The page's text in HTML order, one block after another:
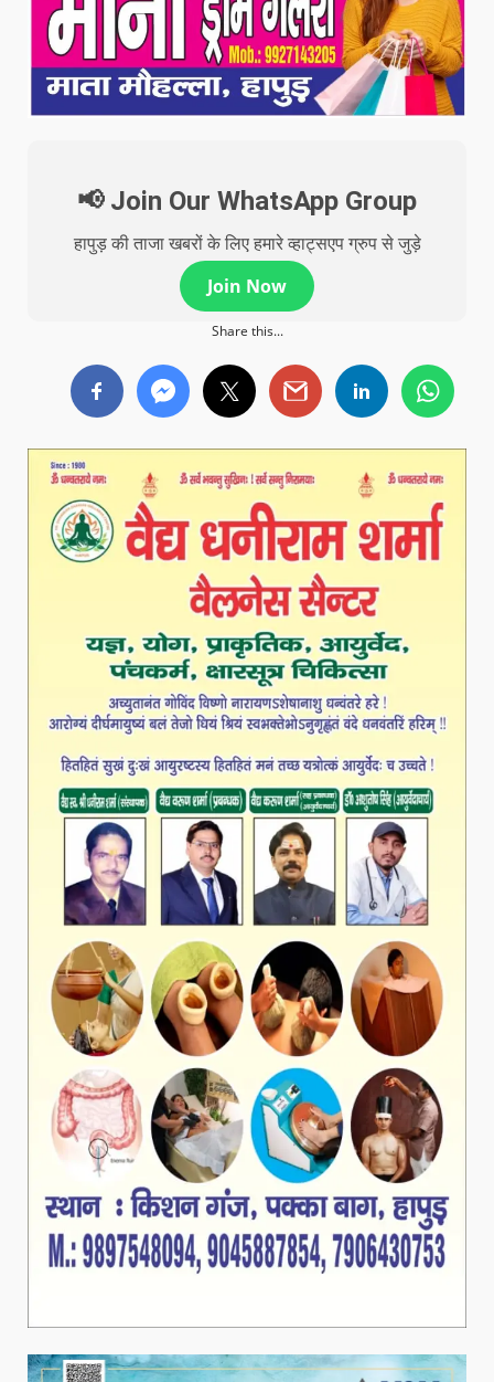
📢 Join Our WhatsApp Group
हापुड़ की ताजा खबरों के लिए हमारे व्हाट्सएप ग्रुप से जुड़े
Join Now
Share this...